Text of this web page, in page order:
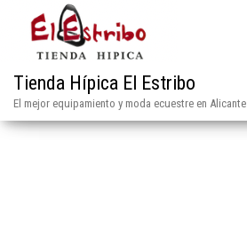
Tienda Hípica El Estribo
El mejor equipamiento y moda ecuestre en Alicante